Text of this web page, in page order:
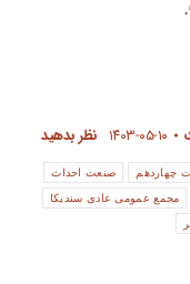
۱۴۰۳-۰۵-۱۰ نظر بدهید
چهاردهم صنعت احداث
مجمع عمومی عادی سندیکا